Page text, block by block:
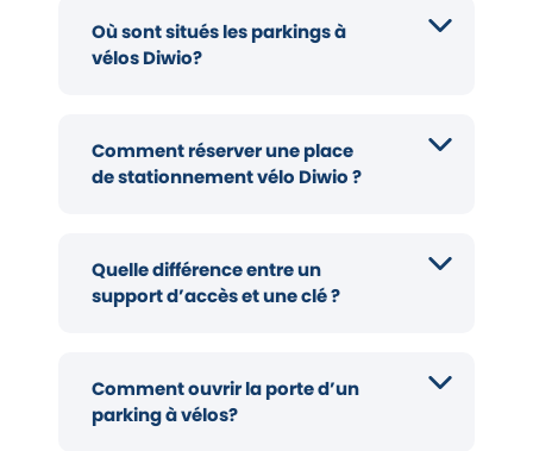
Où sont situés les parkings à
vélos Diwio?
Comment réserver une place
de stationnement vélo Diwio ?
Quelle différence entre un
support d’accès et une clé ?
Comment ouvrir la porte d’un
parking à vélos?